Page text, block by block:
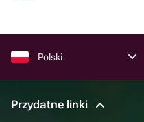
Polski
Przydatne linki